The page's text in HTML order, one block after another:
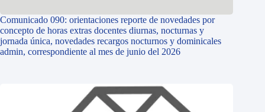
Comunicado 090: orientaciones reporte de novedades por
concepto de horas extras docentes diurnas, nocturnas y
jornada única, novedades recargos nocturnos y dominicales
admin, correspondiente al mes de junio del 2026